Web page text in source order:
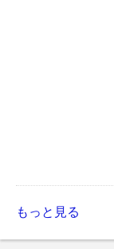
もっと見る